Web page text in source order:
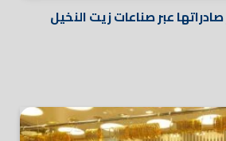
عبر صناعات زيت النخيل